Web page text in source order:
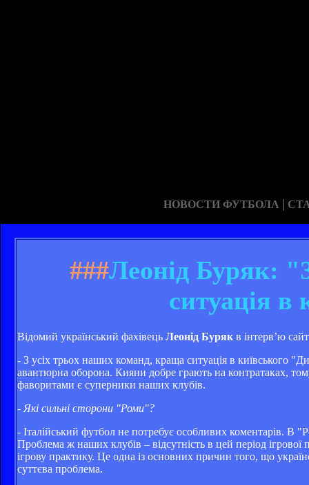
НОВОСТИ ФУТБОЛА |
###Леонід Буряк:
ситуація
Відомий український фахівець Леонід Буряк в інтерв’ю
- З усіх трьох наших команд, краща ситуація в київського
авантюрна оборона. Кияни добре грають на контратаках,
фаворитами є суперники наших клубів.
- Які сильні сторони "Роми"?
- Італійський футбол не потребує особливих коментарів. В
Проблема ж наших клубів – відсутність в цей період
ігрову практику. Це одна із основних причин того, що
суттєва проблема.